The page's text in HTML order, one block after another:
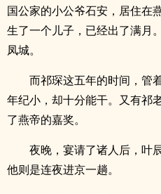
国公家的小公爷石安，居住在
生了一个儿子，已经出了满月
凤城。
而祁琛这五年的时间，管
年纪小，却十分能干。又有祁
了燕帝的嘉奖。
夜晚，宴请了诸人后，叶
他则是连夜进京一趟。